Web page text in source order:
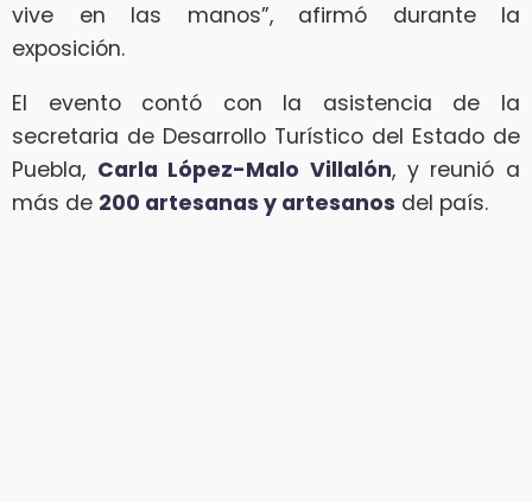
vive en las manos”, afirmó durante la
exposición.
El evento contó con la asistencia de la
secretaria de Desarrollo Turístico del Estado de
Puebla, Carla López-Malo Villalón, y reunió a
más de 200 artesanas y artesanos del país.